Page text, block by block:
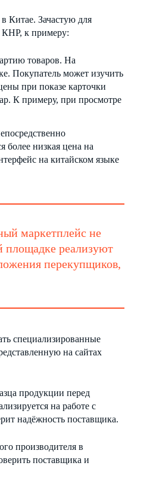
Китае. Зачастую для
КНР, к примеру:
товаров. На
Покупатель может изучить
при показе карточки
К примеру, при просмотре
более низкая цена на
на китайском языке
маркетплейс не
площадке реализуют
перекупщиков,
специализированные
на сайтах
продукции перед
на работе с
надёжность поставщика.
производителя в
поставщика и